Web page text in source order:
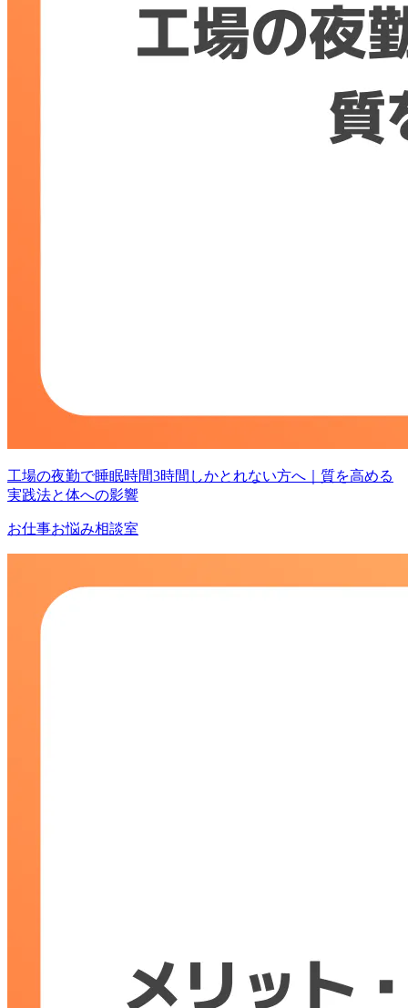
工場の夜勤で睡眠時間3時間しかとれない方へ｜質を高める
実践法と体への影響
お仕事お悩み相談室